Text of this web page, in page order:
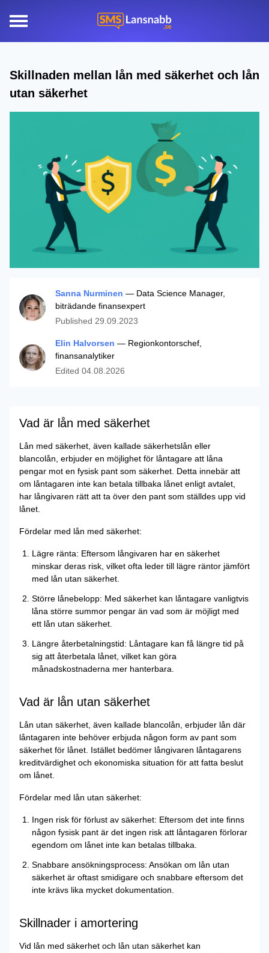
Skillnaden mellan lån med säkerhet och lån
utan säkerhet
Sanna Nurminen — Data Science Manager,
biträdande finansexpert
Published 29.09.2023
Elin Halvorsen — Regionkontorschef,
finansanalytiker
Edited 04.08.2026
Vad är lån med säkerhet
Lån med säkerhet, även kallade säkerhetslån eller
blancolån, erbjuder en möjlighet för låntagare att låna
pengar mot en fysisk pant som säkerhet. Detta innebär att
om låntagaren inte kan betala tillbaka lånet enligt avtalet,
har långivaren rätt att ta över den pant som ställdes upp vid
lånet.
Fördelar med lån med säkerhet:
Lägre ränta: Eftersom långivaren har en säkerhet
minskar deras risk, vilket ofta leder till lägre räntor jämfört
med lån utan säkerhet.
Större lånebelopp: Med säkerhet kan låntagare vanligtvis
låna större summor pengar än vad som är möjligt med
ett lån utan säkerhet.
Längre återbetalningstid: Låntagare kan få längre tid på
sig att återbetala lånet, vilket kan göra
månadskostnaderna mer hanterbara.
Vad är lån utan säkerhet
Lån utan säkerhet, även kallade blancolån, erbjuder lån där
låntagaren inte behöver erbjuda någon form av pant som
säkerhet för lånet. Istället bedömer långivaren låntagarens
kreditvärdighet och ekonomiska situation för att fatta beslut
om lånet.
Fördelar med lån utan säkerhet:
Ingen risk för förlust av säkerhet: Eftersom det inte finns
någon fysisk pant är det ingen risk att låntagaren förlorar
egendom om lånet inte kan betalas tillbaka.
Snabbare ansökningsprocess: Ansökan om lån utan
säkerhet är oftast smidigare och snabbare eftersom det
inte krävs lika mycket dokumentation.
Skillnader i amortering
Vid lån med säkerhet och lån utan säkerhet kan